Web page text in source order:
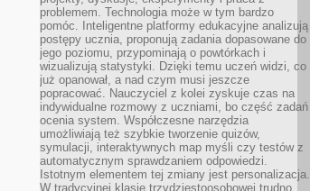
problemem. Technologia może w tym bardzo
pomóc. Inteligentne platformy edukacyjne analizują
postępy ucznia, proponują zadania dopasowane do
jego poziomu, przypominają o powtórkach i
wizualizują statystyki. Dzięki temu uczeń widzi, co
już opanował, a nad czym musi jeszcze
popracować. Nauczyciel z kolei zyskuje czas na
indywidualne rozmowy z uczniami, bo część zadań
ocenia system. Współczesne narzędzia
umożliwiają też szybkie tworzenie quizów,
symulacji, interaktywnych map myśli czy testów z
automatycznym sprawdzaniem odpowiedzi.
Istotnym elementem tej zmiany jest personalizacja.
W tradycyjnej klasie trzydziestoosobowej trudno